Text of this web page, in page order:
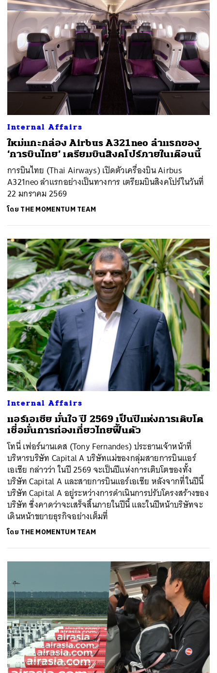
Internal Affairs
ใหม่แกะกล่อง Airbus A321neo ลำแรกของ
‘การบินไทย’ เตรียมบินสิงคโปร์ภายในเดือนนี้
การบินไทย (Thai Airways) เปิดตัวเครื่องบิน Airbus
A321neo ลำแรกอย่างเป็นทางการ เตรียมบินสิงคโปร์ในวันที่
22 มกราคม 2569
โดย THE MOMENTUM TEAM
Internal Affairs
แอร์เอเชีย มั่นใจ ปี 2569 เป็นปีแห่งการเติบโต
เชื่อมั่นการท่องเที่ยวไทยฟื้นตัว
โทนี่ เฟอร์นานเดส (Tony Fernandes) ประธานเจ้าหน้าที่
บริหารบริษัท Capital A บริษัทแม่ของกลุ่มสายการบินแอร์
เอเชีย กล่าวว่า ในปี 2569 จะเป็นปีแห่งการเติบโตของทั้ง
บริษัท Capital A และสายการบินแอร์เอเชีย หลังจากที่ในปีนี้
บริษัท Capital A อยู่ระหว่างการดำเนินการปรับโครงสร้างของ
บริษัท ซึ่งคาดว่าจะเสร็จสิ้นภายในปีนี้ และในปีหน้าบริษัทจะ
เดินหน้าขยายธุรกิจอย่างเต็มที่
โดย THE MOMENTUM TEAM